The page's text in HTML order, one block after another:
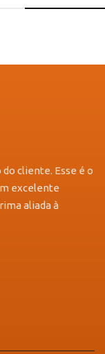
cliente. Esse é o
excelente
aliada à